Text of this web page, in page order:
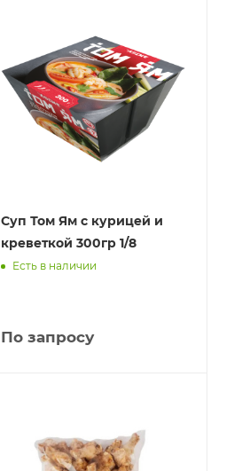
Суп Том Ям с курицей и
креветкой 300гр 1/8
Есть в наличии
По запросу